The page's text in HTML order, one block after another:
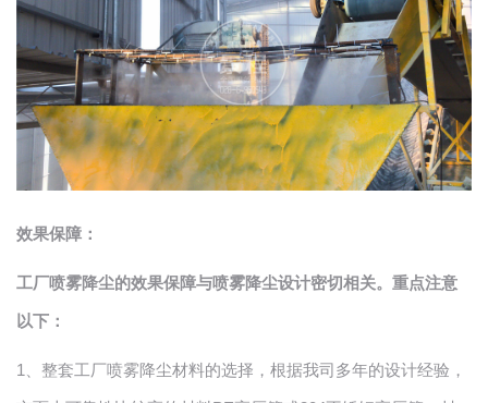
效果保障：
工厂喷雾降尘的效果保障与喷雾降尘设计密切相关。重点注意
以下：
1 、整套工厂喷雾降尘材料的选择，根据我司多年的设计经验，